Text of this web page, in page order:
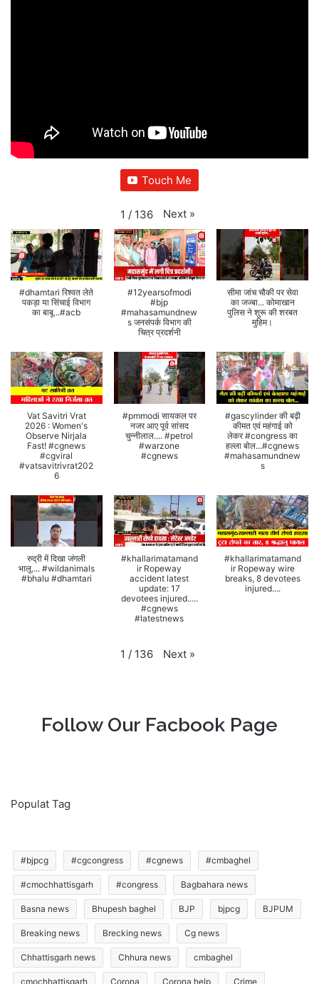
Touch Me
1 / 136 Next »
#dhamtari रिश्वत लेते
पकड़ा या सिंचाई विभाग
का बाबू...#acb
#12yearsofmodi
#bjp
#mahasamundnew
s जनसंपर्क विभाग की
चित्र प्रदर्शनी
सीमा जांच चौकी पर सेवा
का जज्बा... कोमाखान
पुलिस ने शुरू की शरबत
मुहिम।
Vat Savitri Vrat
2026 : Women's
Observe Nirjala
Fast! #cgnews
#cgviral
#vatsavitrivrat202
6
#pmmodi सायकल पर
नजर आए पूर्व सांसद
चुन्नीलाल.... #petrol
#warzone
#cgnews
#gascylinder की बढ़ी
कीमत एवं महंगाई को
लेकर #congress का
हल्ला बोल...#cgnews
#mahasamundnew
s
रुद्री में दिखा जंगली
भालू.... #wildanimals
#bhalu #dhamtari
#khallarimatamand
ir Ropeway
accident latest
update: 17
devotees injured.....
#cgnews
#latestnews
#khallarimatamand
ir Ropeway wire
breaks, 8 devotees
injured....
1 / 136 Next »
Follow Our Facbook Page
Populat Tag
#bjpcg #cgcongress #cgnews #cmbaghel
#cmochhattisgarh #congress Bagbahara news
Basna news Bhupesh baghel BJP bjpcg BJPUM
Breaking news Brecking news Cg news
Chhattisgarh news Chhura news cmbaghel
cmochhattisgarh Corona Corona help Crime